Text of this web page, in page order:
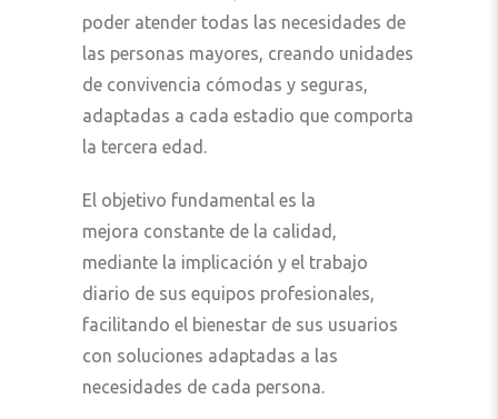
poder atender todas las necesidades de
las personas mayores, creando unidades
de convivencia cómodas y seguras,
adaptadas a cada estadio que comporta
la tercera edad.
El objetivo fundamental es la
mejora constante de la calidad,
mediante la implicación y el trabajo
diario de sus equipos profesionales,
facilitando el bienestar de sus usuarios
con soluciones adaptadas a las
necesidades de cada persona.